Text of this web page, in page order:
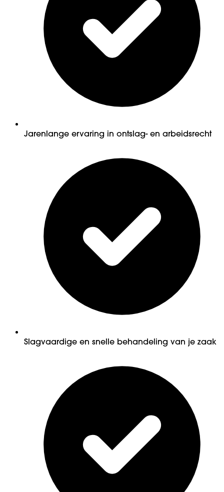
Jarenlange ervaring in ontslag- en arbeidsrecht
Slagvaardige en snelle behandeling van je zaak